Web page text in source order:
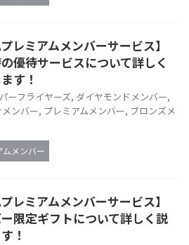
プレミアムメンバーサービス】
優待サービスについて詳しく
す！
ーフライヤーズ, ダイヤモンドメンバー,
ンバー, プレミアムメンバー, ブロンズメ
ムメンバー
プレミアムメンバーサービス】
限定ギフトについて詳しく説
！